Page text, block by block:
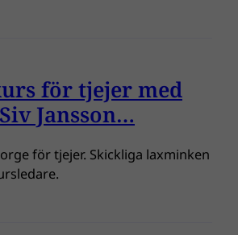
för tjejer med
Jansson…
för tjejer. Skickliga laxminken